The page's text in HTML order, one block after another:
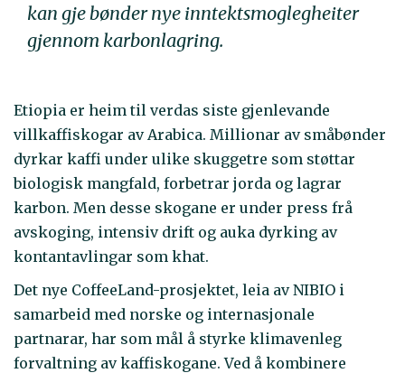
kan gje bønder nye inntektsmoglegheiter
gjennom karbonlagring.
Etiopia er heim til verdas siste gjenlevande
villkaffiskogar av Arabica. Millionar av småbønder
dyrkar kaffi under ulike skuggetre som støttar
biologisk mangfald, forbetrar jorda og lagrar
karbon. Men desse skogane er under press frå
avskoging, intensiv drift og auka dyrking av
kontantavlingar som khat.
Det nye CoffeeLand-prosjektet, leia av NIBIO i
samarbeid med norske og internasjonale
partnarar, har som mål å styrke klimavenleg
forvaltning av kaffiskogane. Ved å kombinere